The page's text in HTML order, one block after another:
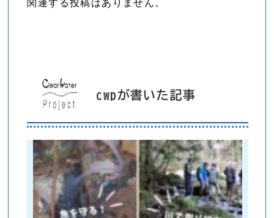
関連する投稿はありません。
cwpが書いた記事